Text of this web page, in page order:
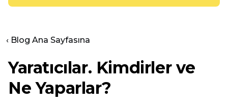
‹ Blog Ana Sayfasına
Yaratıcılar. Kimdirler ve
Ne Yaparlar?